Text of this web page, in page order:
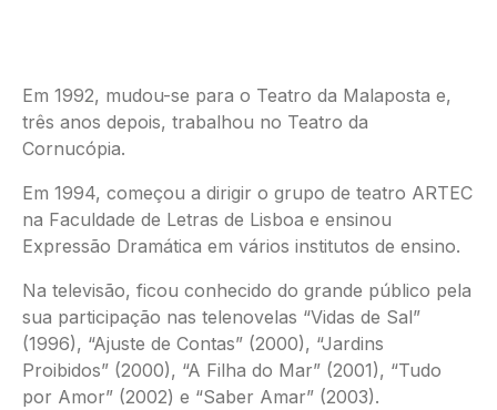
Em 1992, mudou-se para o Teatro da Malaposta e,
três anos depois, trabalhou no Teatro da
Cornucópia.
Em 1994, começou a dirigir o grupo de teatro ARTEC
na Faculdade de Letras de Lisboa e ensinou
Expressão Dramática em vários institutos de ensino.
Na televisão, ficou conhecido do grande público pela
sua participação nas telenovelas “Vidas de Sal”
(1996), “Ajuste de Contas” (2000), “Jardins
Proibidos” (2000), “A Filha do Mar” (2001), “Tudo
por Amor” (2002) e “Saber Amar” (2003).